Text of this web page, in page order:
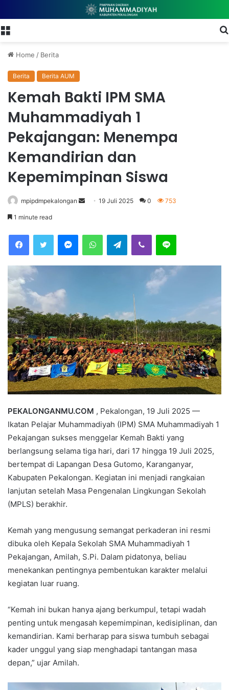
Home / Berita
Berita Berita AUM
Kemah Bakti IPM SMA
Muhammadiyah 1
Pekajangan: Menempa
Kemandirian dan
Kepemimpinan Siswa
mpipdmpekalongan
i
l
19 Juli 2025 0 753
1 minute read
Telegram
PEKALONGANMU.COM , Pekalongan, 19 Juli 2025 —
Ikatan Pelajar Muhammadiyah (IPM) SMA Muhammadiyah 1
Pekajangan sukses menggelar Kemah Bakti yang
berlangsung selama tiga hari, dari 17 hingga 19 Juli 2025,
bertempat di Lapangan Desa Gutomo, Karanganyar,
Kabupaten Pekalongan. Kegiatan ini menjadi rangkaian
lanjutan setelah Masa Pengenalan Lingkungan Sekolah
(MPLS) berakhir.
Kemah yang mengusung semangat perkaderan ini resmi
dibuka oleh Kepala Sekolah SMA Muhammadiyah 1
Pekajangan, Amilah, S.Pi. Dalam pidatonya, beliau
menekankan pentingnya pembentukan karakter melalui
kegiatan luar ruang.
“Kemah ini bukan hanya ajang berkumpul, tetapi wadah
penting untuk mengasah kepemimpinan, kedisiplinan, dan
kemandirian. Kami berharap para siswa tumbuh sebagai
kader unggul yang siap menghadapi tantangan masa
depan,” ujar Amilah.